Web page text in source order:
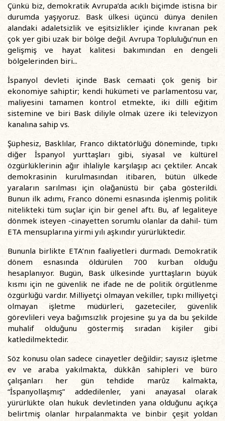
Çünkü biz, demokratik Avrupa’da acıklı biçimde istisna bir
durumda yaşıyoruz. Bask ülkesi üçüncü dünya denilen
alandaki adaletsizlik ve eşitsizlikler içinde kıvranan pek
çok yer gibi uzak bir bölge değil. Avrupa Topluluğu’nun en
gelişmiş ve hayat kalitesi bakımından en dengeli
bölgelerinden biri...
İspanyol devleti içinde Bask cemaati çok geniş bir
ekonomiye sahiptir; kendi hükümeti ve parlamentosu var,
maliyesini tamamen kontrol etmekte, iki dilli eğitim
sistemine ve biri Bask diliyle olmak üzere iki televizyon
kanalına sahip vs.
Şüphesiz, Basklılar, Franco diktatörlüğü döneminde, tıpkı
diğer İspanyol yurttaşları gibi, siyasal ve kültürel
özgürlüklerinin ağır ihlaliyle karşılaşıp acı çektiler. Ancak
demokrasinin kurulmasından itibaren, bütün ülkede
yaraların sarılması için olağanüstü bir çaba gösterildi.
Bunun ilk adımı, Franco dönemi esnasında işlenmiş politik
nitelikteki tüm suçlar için bir genel aftı. Bu, af legaliteye
dönmek isteyen -cinayetten sorumlu olanlar da dahil- tüm
ETA mensuplarına yirmi yılı aşkındır yürürlüktedir.
Bununla birlikte ETA’nın faaliyetleri durmadı. Demokratik
dönem esnasında öldürülen 700 kurban olduğu
hesaplanıyor. Bugün, Bask ülkesinde yurttaşların büyük
kısmı için ne güvenlik ne ifade ne de politik örgütlenme
özgürlüğü vardır. Milliyetçi olmayan vekiller, tıpkı milliyetçi
olmayan işletme müdürleri, gazeteciler, güvenlik
görevlileri veya bağımsızlık projesine şu ya da bu şekilde
muhalif olduğunu göstermiş sıradan kişiler gibi
katledilmektedir.
Söz konusu olan sadece cinayetler değildir; sayısız işletme
ev ve araba yakılmakta, dükkân sahipleri ve büro
çalışanları her gün tehdide marûz kalmakta,
“İspanyollaşmış” addedilenler, yani anayasal olarak
yürürlükte olan hukuk devletinden yana olduğunu açıkça
belirtmiş olanlar hırpalanmakta ve binbir çeşit yoldan